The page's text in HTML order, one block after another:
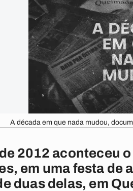
A década em que nada mudou,
2012 aconteceu
em uma festa de
duas delas, em